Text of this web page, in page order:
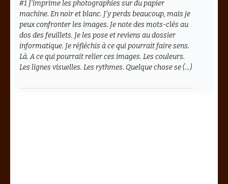
#1 J’imprime les photographies sur du papier
machine. En noir et blanc. J’y perds beaucoup, mais je
peux confronter les images. Je note des mots-clés au
dos des feuillets. Je les pose et reviens au dossier
informatique. Je réfléchis à ce qui pourrait faire sens.
Là. A ce qui pourrait relier ces images. Les couleurs.
Les lignes visuelles. Les rythmes. Quelque chose se (…)